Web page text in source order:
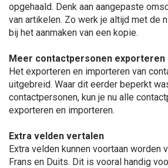
opgehaald. Denk aan aangepaste
van artikelen. Zo werk je altijd met de
bij het aanmaken van een kopie.
Meer contactpersonen
Het exporteren en importeren van
uitgebreid. Waar dit eerder beperkt
contactpersonen, kun je nu alle
exporteren en importeren.
Extra velden vertalen
Extra velden kunnen voortaan worden
Frans en Duits. Dit is vooral handig